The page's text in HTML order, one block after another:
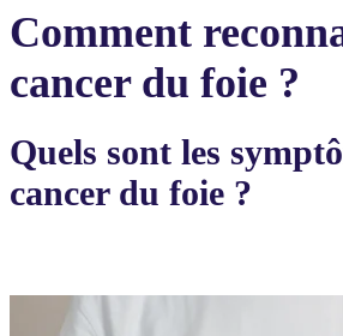
Comment
cancer du foie ?
Quels sont les
cancer du foie ?